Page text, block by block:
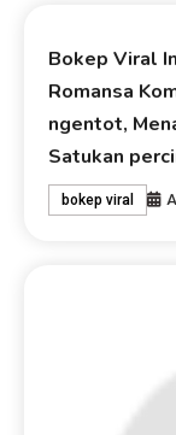
Bokep Viral
Romansa
ngentot,
Satukan
bokep viral